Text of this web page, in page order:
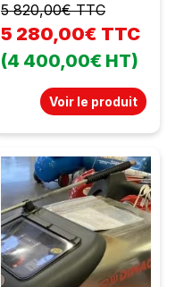
5 820,00€ TTC
5 280,00€ TTC
(4 400,00€ HT)
Voir le produit